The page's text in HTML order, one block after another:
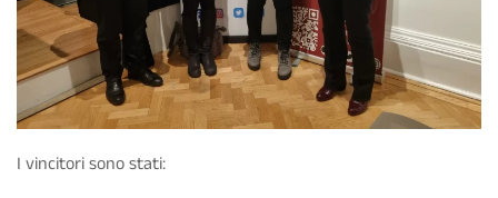
I vincitori sono stati: